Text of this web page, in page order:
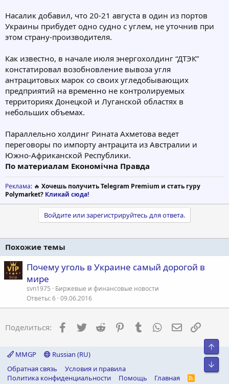
Насалик добавил, что 20-21 августа в один из портов
Украины прибудет одно судно с углем, не уточнив при
этом страну-производителя.
Как известно, в начале июля энергохолдинг “ДТЭК”
констатировал возобновление вывоза угля
антрацитовых марок со своих угледобывающих
предприятий на временно не контролируемых
территориях Донецкой и Луганской областях в
небольших объемах.
Параллельно холдинг Рината Ахметова ведет
переговоры по импорту антрацита из Австралии и
Южно-Африканской Республики.
По материалам Економічна Правда
Реклама: 🔥 Хочешь получить Telegram Premium и стать гуру
Polymarket? Кликай сюда!
Войдите или зарегистрируйтесь для ответа.
Похожие темы
Почему уголь в Украине самый дорогой в
мире
svn1975
Биржевые и финансовые новости
Ответы 6 09.06.2016
Поделиться: Facebook
Twitter Reddit PinterestTumblr WhatsApp
MMGP
Russian (RU)
Обратная связь
Условия и правила
Политика конфиденциальности
Помощь Главная
R